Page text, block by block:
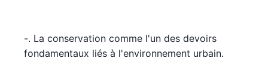
-. La conservation comme l'un des devoirs
fondamentaux liés à l'environnement urbain.